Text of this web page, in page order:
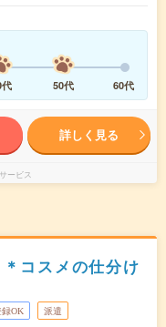
50代 60代
詳しく見る
ービス
コスメの仕分け
録OK 派遣